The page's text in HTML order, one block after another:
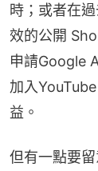
時；或者在
效的公開
申請Google
加入
益。
但有一點要